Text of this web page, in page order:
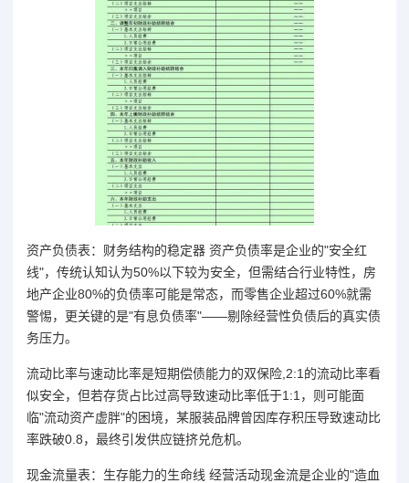
资产负债表：财务结构的稳定器 资产负债率是企业的"安全红
线"，传统认知认为50%以下较为安全，但需结合行业特性，房
地产企业80%的负债率可能是常态，而零售企业超过60%就需
警惕，更关键的是"有息负债率"——剔除经营性负债后的真实债
务压力。
流动比率与速动比率是短期偿债能力的双保险,2:1的流动比率看
似安全，但若存货占比过高导致速动比率低于1:1，则可能面
临"流动资产虚胖"的困境，某服装品牌曾因库存积压导致速动比
率跌破0.8，最终引发供应链挤兑危机。
现金流量表：生存能力的生命线 经营活动现金流是企业的"造血